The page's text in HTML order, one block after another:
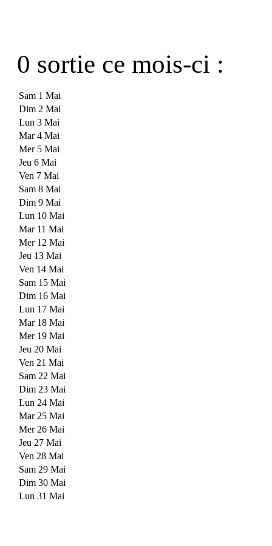
0 sortie ce mois-ci :
Sam 1 Mai
Dim 2 Mai
Lun 3 Mai
Mar 4 Mai
Mer 5 Mai
Jeu 6 Mai
Ven 7 Mai
Sam 8 Mai
Dim 9 Mai
Lun 10 Mai
Mar 11 Mai
Mer 12 Mai
Jeu 13 Mai
Ven 14 Mai
Sam 15 Mai
Dim 16 Mai
Lun 17 Mai
Mar 18 Mai
Mer 19 Mai
Jeu 20 Mai
Ven 21 Mai
Sam 22 Mai
Dim 23 Mai
Lun 24 Mai
Mar 25 Mai
Mer 26 Mai
Jeu 27 Mai
Ven 28 Mai
Sam 29 Mai
Dim 30 Mai
Lun 31 Mai